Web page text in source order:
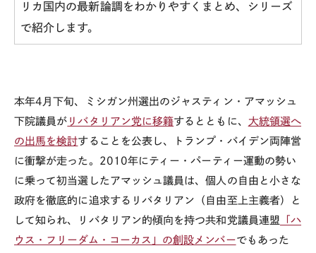
リカ国内の最新論調をわかりやすくまとめ、シリーズ
で紹介します。
本年4 月下旬、ミシガン州選出のジャスティン・アマッシュ
下院議員が リバタリアン党に移籍するとともに、 大統領選へ
の出馬を検討することを公表し、トランプ・バイデン両陣営
に衝撃が走った。 2010年にティー・パーティー運動の勢い
に乗って初当選したアマッシュ議員は、個人の自由と小さな
政府を徹底的に追求するリバタリアン（自由至上主義者）と
して知られ、リバタリアン的傾向を持つ共和党議員連盟 「ハ
ウス・フリーダム・コーカス」の創設メンバーでもあった